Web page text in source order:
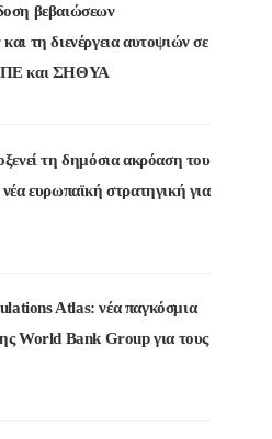
βεβαιώσεων
τη διενέργεια αυτοψιών σε
και ΣΗΘΥΑ
τη δημόσια ακρόαση του
ευρωπαϊκή στρατηγική για
Atlas: νέα παγκόσμια
World Bank Group για τους